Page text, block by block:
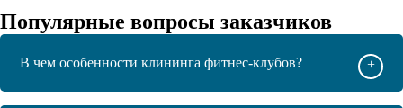
Популярные вопросы заказчиков
В чем особенности клининга фитнес-клубов? +